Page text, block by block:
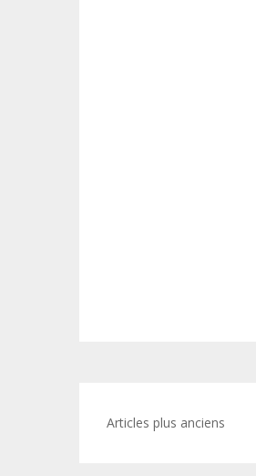
Navigation
Articles plus anciens